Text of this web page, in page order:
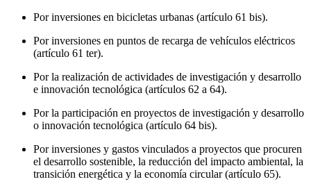
Por inversiones en bicicletas urbanas (artículo 61 bis).
Por inversiones en puntos de recarga de vehículos eléctricos
(artículo 61 ter).
Por la realización de actividades de investigación y desarrollo
e innovación tecnológica (artículos 62 a 64).
Por la participación en proyectos de investigación y desarrollo
o innovación tecnológica (artículo 64 bis).
Por inversiones y gastos vinculados a proyectos que procuren
el desarrollo sostenible, la reducción del impacto ambiental, la
transición energética y la economía circular (artículo 65).